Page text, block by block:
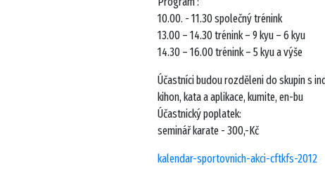
10.00. - 11.30 společný trénink
13.00 – 14.30 trénink – 9 kyu – 6 kyu
14.30 – 16.00 trénink – 5 kyu a výše
Účastníci budou rozděleni do skupin s
kihon, kata a aplikace, kumite, en-bu
Účastnický poplatek:
seminář karate - 300,-Kč
kalendar-sportovnich-akci-cftkfs-2012